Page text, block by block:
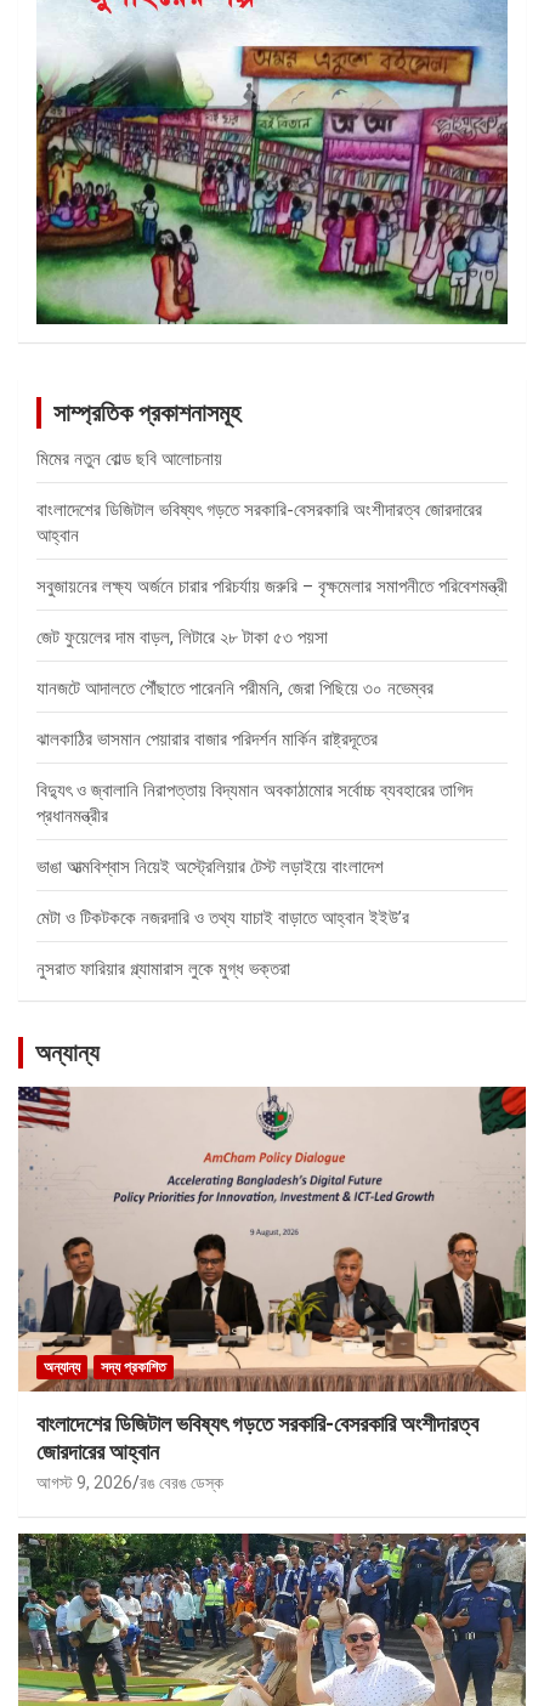
সাম্প্রতিক প্রকাশনাসমূহ
মিমের নতুন বোল্ড ছবি আলোচনায়
বাংলাদেশের ডিজিটাল ভবিষ্যৎ গড়তে সরকারি-বেসরকারি অংশীদারত্ব জোরদারের
আহ্বান
সবুজায়নের লক্ষ্য অর্জনে চারার পরিচর্যায় জরুরি – বৃক্ষমেলার সমাপনীতে পরিবেশমন্ত্রী
জেট ফুয়েলের দাম বাড়ল, লিটারে ২৮ টাকা ৫৩ পয়সা
যানজটে আদালতে পৌঁছাতে পারেননি পরীমনি, জেরা পিছিয়ে ৩০ নভেম্বর
ঝালকাঠির ভাসমান পেয়ারার বাজার পরিদর্শন মার্কিন রাষ্ট্রদূতের
বিদ্যুৎ ও জ্বালানি নিরাপত্তায় বিদ্যমান অবকাঠামোর সর্বোচ্চ ব্যবহারের তাগিদ
প্রধানমন্ত্রীর
ভাঙা আত্মবিশ্বাস নিয়েই অস্ট্রেলিয়ার টেস্ট লড়াইয়ে বাংলাদেশ
মেটা ও টিকটককে নজরদারি ও তথ্য যাচাই বাড়াতে আহ্বান ইইউ’র
নুসরাত ফারিয়ার গ্ল্যামারাস লুকে মুগ্ধ ভক্তরা
অন্যান্য
অন্যান্য সদ্য প্রকাশিত
বাংলাদেশের ডিজিটাল ভবিষ্যৎ গড়তে সরকারি-বেসরকারি অংশীদারত্ব
জোরদারের আহ্বান
আগস্ট 9, 2026 রঙ বেরঙ ডেস্ক